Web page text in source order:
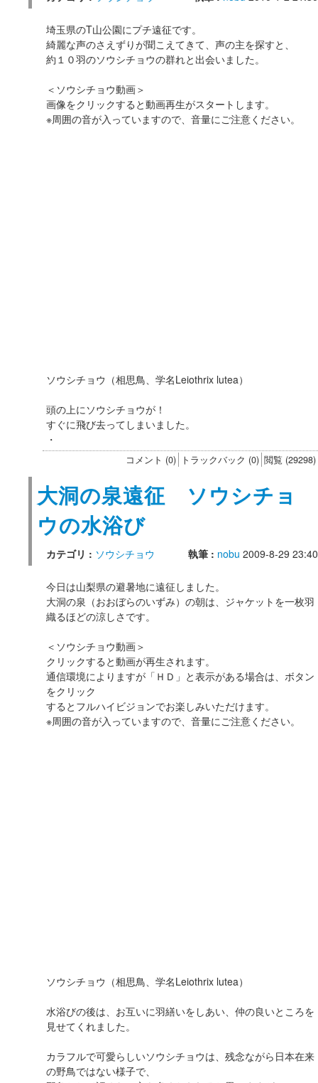
埼玉県のT山公園にプチ遠征です。
綺麗な声のさえずりが聞こえてきて、声の主を探すと、
約１０羽のソウシチョウの群れと出会いました。
＜ソウシチョウ動画＞
画像をクリックすると動画再生がスタートします。
※周囲の音が入っていますので、音量にご注意ください。
ソウシチョウ（相思鳥、学名Leiothrix lutea）
頭の上にソウシチョウが！
すぐに飛び去ってしまいました。
・
コメント (0) トラックバック (0) 閲覧 (29298)
大洞の泉遠征 ソウシチョ
ウの水浴び
カテゴリ : ソウシチョウ 執筆 : nobu 2009-8-29 23:40
今日は山梨県の避暑地に遠征しました。
大洞の泉（おおぼらのいずみ）の朝は、ジャケットを一枚羽
織るほどの涼しさです。
＜ソウシチョウ動画＞
クリックすると動画が再生されます。
通信環境によりますが「ＨＤ」と表示がある場合は、ボタン
をクリック
するとフルハイビジョンでお楽しみいただけます。
※周囲の音が入っていますので、音量にご注意ください。
ソウシチョウ（相思鳥、学名Leiothrix lutea）
水浴びの後は、お互いに羽繕いをしあい、仲の良いところを
見せてくれました。
カラフルで可愛らしいソウシチョウは、残念ながら日本在来
の野鳥ではない様子で、